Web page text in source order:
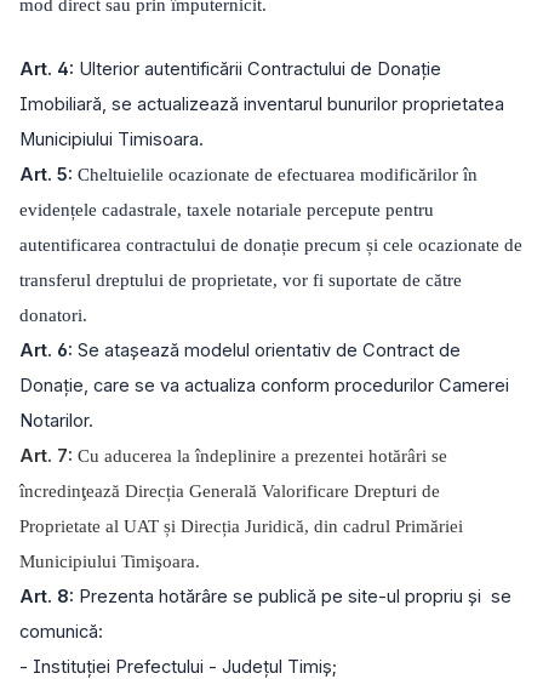
mod direct sau prin împuternicit.
Art. 4: Ulterior autentificării Contractului de Donație
Imobiliară, se actualizează inventarul bunurilor proprietatea
Municipiului Timisoara.
Art. 5: Cheltuielile ocazionate de efectuarea modificărilor în
evidențele cadastrale, taxele notariale percepute pentru
autentificarea contractului de donație precum și cele ocazionate de
transferul dreptului de proprietate, vor fi suportate de către
donatori.
Art. 6: Se atașează modelul orientativ de Contract de
Donație, care se va actualiza conform procedurilor Camerei
Notarilor.
Art. 7: Cu aducerea la îndeplinire a prezentei hotărâri se
încredinţează Direcția Generală Valorificare Drepturi de
Proprietate al UAT și Direcția Juridică, din cadrul Primăriei
Municipiului Timişoara.
Art. 8: Prezenta hotărâre se publică pe site-ul propriu şi se
comunică:
- Instituţiei Prefectului - Judeţul Timiş;